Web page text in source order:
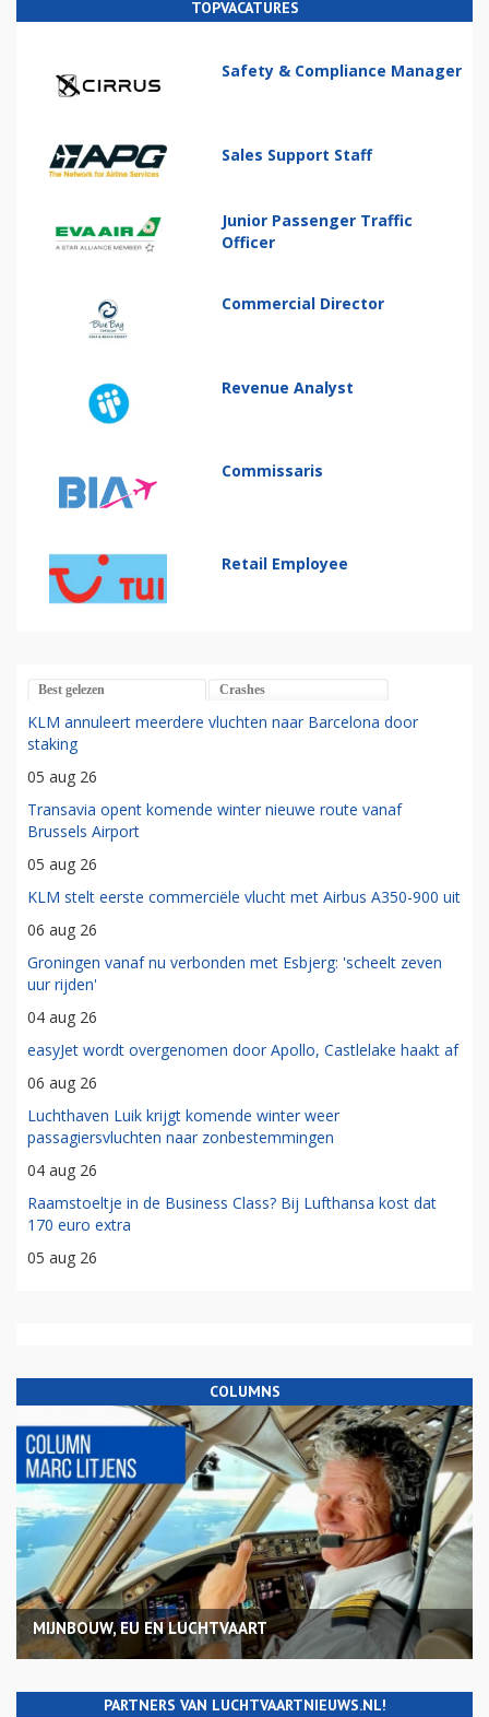
TOPVACATURES
Safety & Compliance Manager
Sales Support Staff
Junior Passenger Traffic
Officer
Commercial Director
Revenue Analyst
Commissaris
Retail Employee
Best gelezen Crashes
KLM annuleert meerdere vluchten naar Barcelona door
staking
05 aug 26
Transavia opent komende winter nieuwe route vanaf
Brussels Airport
05 aug 26
KLM stelt eerste commerciële vlucht met Airbus A350-900 uit
06 aug 26
Groningen vanaf nu verbonden met Esbjerg: 'scheelt zeven
uur rijden'
04 aug 26
easyJet wordt overgenomen door Apollo, Castlelake haakt af
06 aug 26
Luchthaven Luik krijgt komende winter weer
passagiersvluchten naar zonbestemmingen
04 aug 26
Raamstoeltje in de Business Class? Bij Lufthansa kost dat
170 euro extra
05 aug 26
COLUMNS
MIJNBOUW, EU EN LUCHTVAART
PARTNERS VAN LUCHTVAARTNIEUWS.NL!